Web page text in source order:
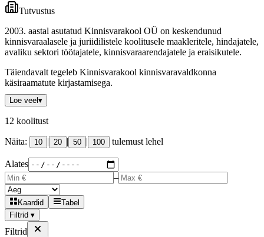
Tutvustus
2003. aastal asutatud Kinnisvarakool OÜ on keskendunud
kinnisvaraalasele ja juriidilistele koolitusele maakleritele, hindajatele,
avaliku sektori töötajatele, kinnisvaraarendajatele ja eraisikutele.
Täiendavalt tegeleb Kinnisvarakool kinnisvaravaldkonna
käsiraamatute kirjastamisega.
Loe veel ▾
12 koolitust
Näita: 10 | 20 | 50 | 100 tulemust lehel
Alates
–
Kaardid
Tabel
Filtrid ▾
Filtrid